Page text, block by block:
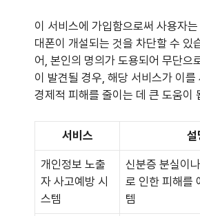
이 서비스에 가입함으로써 사용자
대폰이 개설되는 것을 차단할 수 있
어, 본인의 명의가 도용되어 무단으
이 발견될 경우, 해당 서비스가 이를
경제적 피해를 줄이는 데 큰 도움이
서비스 설
개인정보 노출
자 사고예방 시
스템
신분증 분실이
로 인한 피해를
템